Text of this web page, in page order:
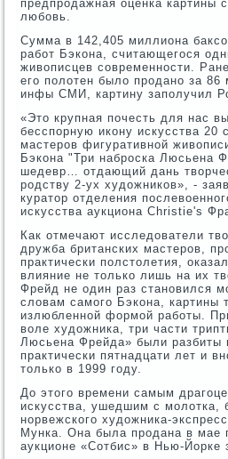
предпродажная оценка картины
любовь.
Сумма в 142,405 миллионa
работ Бэкона, считающегося
живописцев современности.
его полотен было продано за
инфы СМИ, картину заполучил
«Это крупная почесть для нас
бесспорную икону искусства 20
мастеров фигуративной
Бэкона "Три наброска Люсьена
шедевр… отдающий дань
родству 2-ух художников», -
куратор отделения
искусства аукциона Christie's
Как отмечают исследователи
дружба британских мастеров,
практически полстолетия,
влияние не только лишь на их
Фрейд не один раз становился
словам самого Бэкона, картины
излюбленной формой работы.
воле художника, три части
Люсьена Фрейда» были разбиты
практически пятнадцати лет и
только в 1999 году.
До этого времени самым
искусства, ушедшим с молотка,
норвежского художника-
Мунка. Она была продана в мае
аукционе «Сотбис» в Нью-Йорке